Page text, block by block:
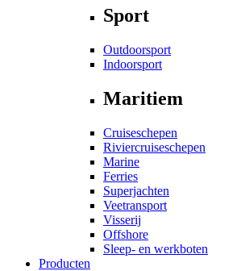
Sport
Outdoorsport
Indoorsport
Maritiem
Cruiseschepen
Riviercruiseschepen
Marine
Ferries
Superjachten
Veetransport
Visserij
Offshore
Sleep- en werkboten
Producten